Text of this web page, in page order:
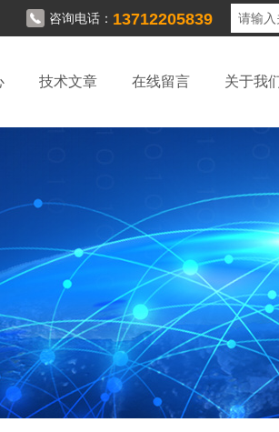
咨询电话： 13712205839
技术文章 在线留言 关于我